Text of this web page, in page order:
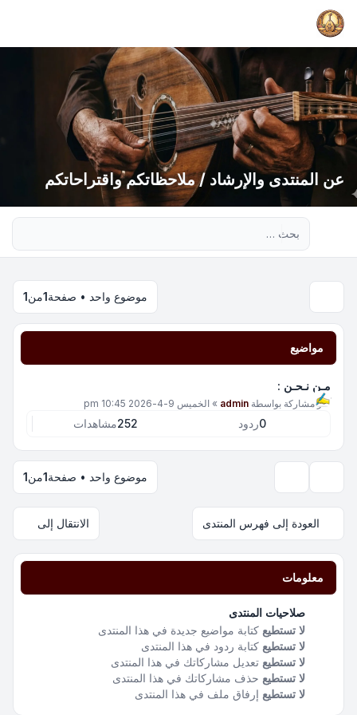
عن المنتدى والإرشاد / ملاحظاتكم واقتراحاتكم
موضوع واحد • صفحة1من1
مواضيع
مـن نـحـن :
آخر مشاركة بواسطة admin
» الخميس 9-4-2026 10:45 pm
0ردود 252مشاهدات
موضوع واحد • صفحة1من1
العودة إلى فهرس المنتدى الانتقال إلى
معلومات
صلاحيات المنتدى
لا تستطيع كتابة مواضيع جديدة في هذا المنتدى
لا تستطيع كتابة ردود في هذا المنتدى
لا تستطيع تعديل مشاركاتك في هذا المنتدى
لا تستطيع حذف مشاركاتك في هذا المنتدى
لا تستطيع إرفاق ملف في هذا المنتدى